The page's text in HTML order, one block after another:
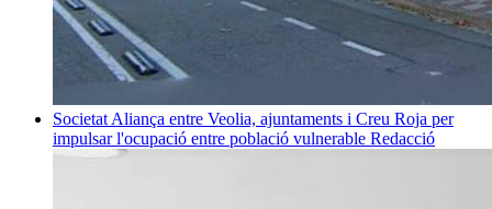
Societat Aliança entre Veolia, ajuntaments i Creu Roja per
impulsar l'ocupació entre població vulnerable Redacció